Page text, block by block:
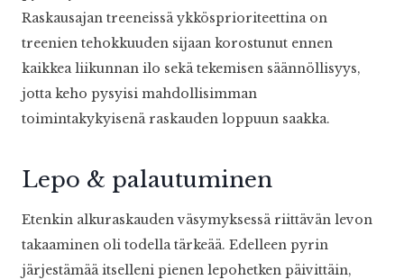
Raskausajan treeneissä ykkösprioriteettina on
treenien tehokkuuden sijaan korostunut ennen
kaikkea liikunnan ilo sekä tekemisen säännöllisyys,
jotta keho pysyisi mahdollisimman
toimintakykyisenä raskauden loppuun saakka.
Lepo & palautuminen
Etenkin alkuraskauden väsymyksessä riittävän levon
takaaminen oli todella tärkeää. Edelleen pyrin
järjestämää itselleni pienen lepohetken päivittäin,